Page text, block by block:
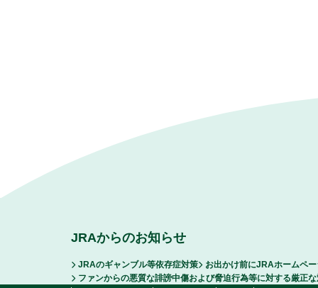
JRAからのお知らせ
JRAのギャンブル等依存症対策
お出かけ前にJRAホームペ
ファンからの悪質な誹謗中傷および脅迫行為等に対する厳正